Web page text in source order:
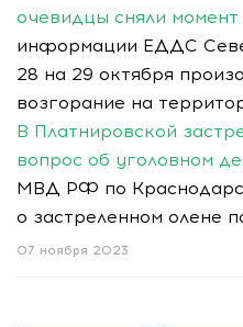
очевидцы сняли момент
информации ЕДДС
28 на 29 октября
возгорание на
В Платнировской
вопрос об уголовном
МВД РФ по
о застреленном олене
07 ноября 2023